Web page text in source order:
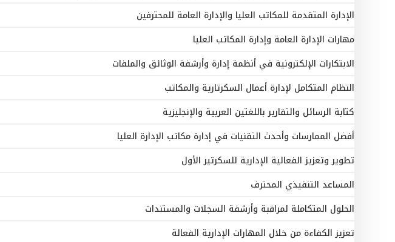
الإدارة المتقدمة للمكاتب العليا والإدارة العامة للمحترفين
مهارات الإدارة العامة وإدارة المكاتب العليا
الابتكارات الإلكترونية في أنظمة إدارة وأرشفة الوثائق والملفات
النظام المتكامل لإدارة أعمال السكرتارية والمكاتب
كتابة الرسائل والتقارير باللغتين العربية والإنجليزية
أفضل الممارسات وأحدث التقنيات في إدارة مكاتب الإدارة العليا
تطوير وتعزيز الفعالية الإدارية للسكرتير الأول
المساعد التنفيذي المحترف
الحلول المتكاملة لمراقبة وأرشفة السجلات والمستندات
تعزيز الكفاءة من خلال المهارات الإدارية الفعالة